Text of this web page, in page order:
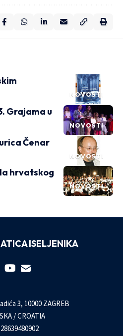
NOVOSTI
NOVOSTI
Grajama u
NOVOSTI
Čenar
NOVOSTI
hrvatskog
ISELJENIKA
3, 10000 ZAGREB
/ CROATIA
28639480902